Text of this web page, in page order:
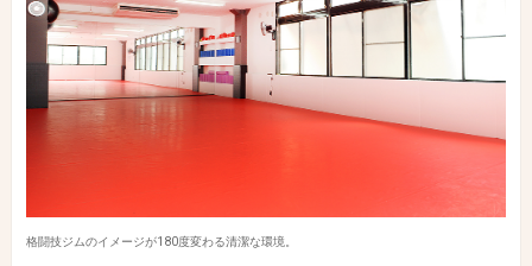
格闘技ジムのイメージが180度変わる清潔な環境。